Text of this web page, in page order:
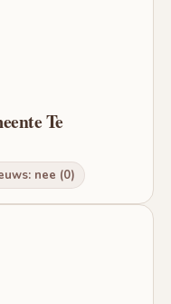
Te
nee (0)